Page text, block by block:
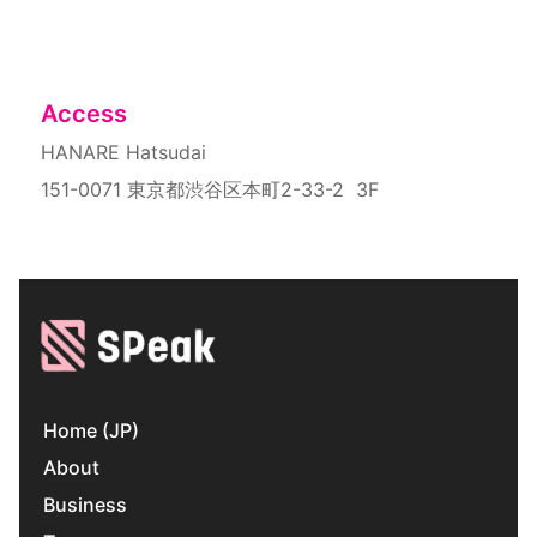
Access
HANARE Hatsudai
151-0071 東京都渋谷区本町2-33-2  3F
Home (JP)
About
Business